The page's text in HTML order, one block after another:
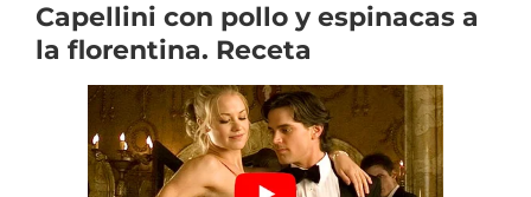
Capellini con pollo y espinacas a
la florentina. Receta